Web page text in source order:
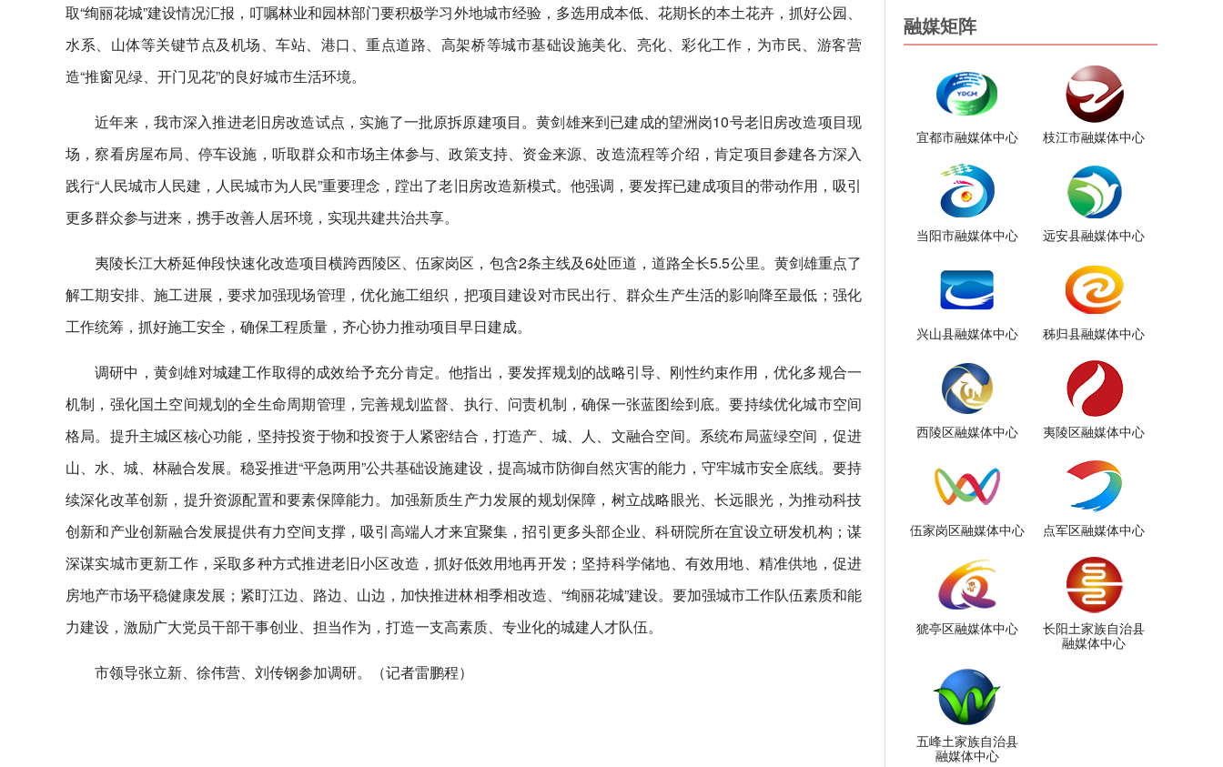
取“绚丽花城”建设情况汇报，叮嘱林业和园林部门要积极学习外地城市经验，多选用成本低、花期长的本土花卉，抓好公园、
水系、山体等关键节点及机场、车站、港口、重点道路、高架桥等城市基础设施美化、亮化、彩化工作，为市民、游客营
造“推窗见绿、开门见花”的良好城市生活环境。
近年来，我市深入推进老旧房改造试点，实施了一批原拆原建项目。黄剑雄来到已建成的望洲岗10号老旧房改造项目现
场，察看房屋布局、停车设施，听取群众和市场主体参与、政策支持、资金来源、改造流程等介绍，肯定项目参建各方深入
践行“人民城市人民建，人民城市为人民”重要理念，蹚出了老旧房改造新模式。他强调，要发挥已建成项目的带动作用，吸引
更多群众参与进来，携手改善人居环境，实现共建共治共享。
夷陵长江大桥延伸段快速化改造项目横跨西陵区、伍家岗区，包含2条主线及6处匝道，道路全长5.5公里。黄剑雄重点了
解工期安排、施工进展，要求加强现场管理，优化施工组织，把项目建设对市民出行、群众生产生活的影响降至最低；强化
工作统筹，抓好施工安全，确保工程质量，齐心协力推动项目早日建成。
调研中，黄剑雄对城建工作取得的成效给予充分肯定。他指出，要发挥规划的战略引导、刚性约束作用，优化多规合一
机制，强化国土空间规划的全生命周期管理，完善规划监督、执行、问责机制，确保一张蓝图绘到底。要持续优化城市空间
格局。提升主城区核心功能，坚持投资于物和投资于人紧密结合，打造产、城、人、文融合空间。系统布局蓝绿空间，促进
山、水、城、林融合发展。稳妥推进“平急两用”公共基础设施建设，提高城市防御自然灾害的能力，守牢城市安全底线。要持
续深化改革创新，提升资源配置和要素保障能力。加强新质生产力发展的规划保障，树立战略眼光、长远眼光，为推动科技
创新和产业创新融合发展提供有力空间支撑，吸引高端人才来宜聚集，招引更多头部企业、科研院所在宜设立研发机构；谋
深谋实城市更新工作，采取多种方式推进老旧小区改造，抓好低效用地再开发；坚持科学储地、有效用地、精准供地，促进
房地产市场平稳健康发展；紧盯江边、路边、山边，加快推进林相季相改造、“绚丽花城”建设。要加强城市工作队伍素质和能
力建设，激励广大党员干部干事创业、担当作为，打造一支高素质、专业化的城建人才队伍。
市领导张立新、徐伟营、刘传钢参加调研。（记者雷鹏程）
融媒矩阵
宜都市融媒体中心 枝江市融媒体中心
当阳市融媒体中心 远安县融媒体中心
兴山县融媒体中心 秭归县融媒体中心
西陵区融媒体中心 夷陵区融媒体中心
伍家岗区融媒体中心 点军区融媒体中心
猇亭区融媒体中心
长阳土家族自治县
融媒体中心
五峰土家族自治县
融媒体中心